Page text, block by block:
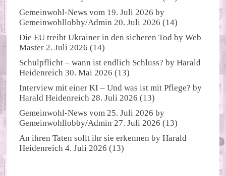
Gemeinwohl-News vom 19. Juli 2026 by
Gemeinwohllobby/Admin 20. Juli 2026 (14)
Die EU treibt Ukrainer in den sicheren Tod byWeb
Master 2. Juli 2026 (14)
Schulpflicht – wann ist endlich Schluss? byHarald
Heidenreich 30. Mai 2026 (13)
Interview mit einer KI – Und was ist mit Pflege? by
Harald Heidenreich 28. Juli 2026 (13)
Gemeinwohl-News vom 25. Juli 2026 by
Gemeinwohllobby/Admin 27. Juli 2026 (13)
An ihren Taten sollt ihr sie erkennen byHarald
Heidenreich 4. Juli 2026 (13)